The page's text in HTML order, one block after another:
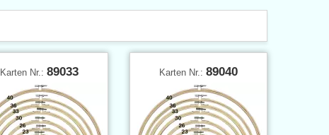
Karten Nr.: 89033 Karten Nr.: 89040